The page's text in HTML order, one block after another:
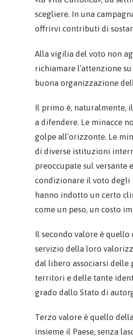
scegliere. In una
offrirvi contributi di
Alla vigilia del voto non
richiamare l’attenzione
buona organizzazione
Il primo è, naturalmente,
a difendere. Le minacce
golpe all’orizzonte. Le
di diverse istituzioni
preoccupate sul versante
condizionare il voto degli
hanno indotto un certo
come un peso, un costo
Il secondo valore è
servizio della loro
dal libero associarsi
territori e delle tante
grado dallo Stato di
Terzo valore è quello
insieme il Paese, senza